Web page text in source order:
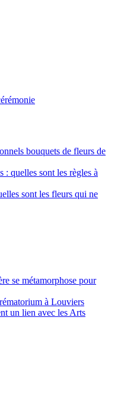
bouquets de fleurs de
: quelles sont les règles à
sont les fleurs qui ne
se métamorphose pour
à Louviers
un lien avec les Arts